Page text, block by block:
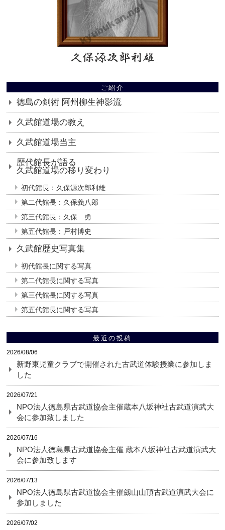
ご紹介
徳島の剣術 阿州柳生神影流
久武館道場の教え
久武館道場当主
歴代館長が語る
久武館道場の移り変わり
初代館長：久保源次郎利雄
第二代館長：久保義八郎
第三代館長：久保 勇
第五代館長：戸村博史
久武館歴史写真集
初代館長に関する写真
第二代館長に関する写真
第三代館長に関する写真
第五代館長に関する写真
最近の投稿
2026/08/06
新野東児童クラブで開催された古武道体験授業に参加しま
した
2026/07/21
NPO法人徳島県古武道協会主催蔵本八坂神社古武道演武大
会に参加致しました
2026/07/16
NPO法人徳島県古武道協会主催 蔵本八坂神社古武道演武大
会に参加致します
2026/07/13
NPO法人徳島県古武道協会主催劔山山頂古武道演武大会に
参加しました
2026/07/02